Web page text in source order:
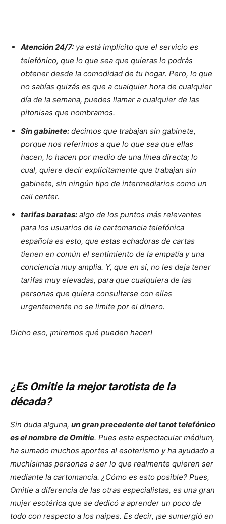
Atención 24/7: ya está implícito que el servicio es
telefónico, que lo que sea que quieras lo podrás
obtener desde la comodidad de tu hogar. Pero, lo que
no sabías quizás es que a cualquier hora de cualquier
día de la semana, puedes llamar a cualquier de las
pitonisas que nombramos.
Sin gabinete: decimos que trabajan sin gabinete,
porque nos referimos a que lo que sea que ellas
hacen, lo hacen por medio de una línea directa; lo
cual, quiere decir explícitamente que trabajan sin
gabinete, sin ningún tipo de intermediarios como un
call center.
tarifas baratas: algo de los puntos más relevantes
para los usuarios de la cartomancia telefónica
española es esto, que estas echadoras de cartas
tienen en común el sentimiento de la empatía y una
conciencia muy amplia. Y, que en sí, no les deja tener
tarifas muy elevadas, para que cualquiera de las
personas que quiera consultarse con ellas
urgentemente no se limite por el dinero.
Dicho eso, ¡miremos qué pueden hacer!
¿Es Omitie la mejor tarotista de la
década?
Sin duda alguna, un gran precedente del tarot telefónico
es el nombre de Omitie. Pues esta espectacular médium,
ha sumado muchos aportes al esoterismo y ha ayudado a
muchísimas personas a ser lo que realmente quieren ser
mediante la cartomancia. ¿Cómo es esto posible? Pues,
Omitie a diferencia de las otras especialistas, es una gran
mujer esotérica que se dedicó a aprender un poco de
todo con respecto a los naipes. Es decir, ¡se sumergió en